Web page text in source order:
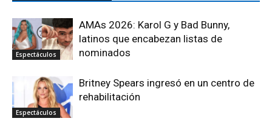
Espectáculos
AMAs 2026: Karol G y Bad Bunny,
latinos que encabezan listas de
nominados
Espectáculos
Britney Spears ingresó en un centro de
rehabilitación